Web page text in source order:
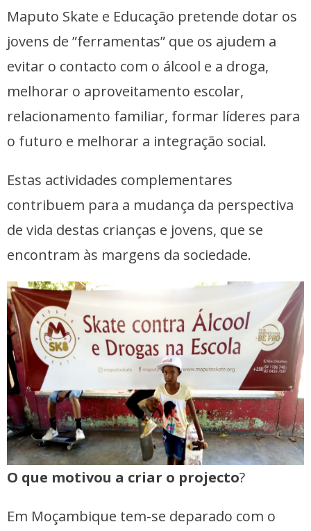
Maputo Skate e Educação pretende dotar os
jovens de ”ferramentas” que os ajudem a
evitar o contacto com o álcool e a droga,
melhorar o aproveitamento escolar,
relacionamento familiar, formar líderes para
o futuro e melhorar a integração social.
Estas actividades complementares
contribuem para a mudança da perspectiva
de vida destas crianças e jovens, que se
encontram às margens da sociedade.
O que motivou a criar o projecto?
Em Moçambique tem-se deparado com o